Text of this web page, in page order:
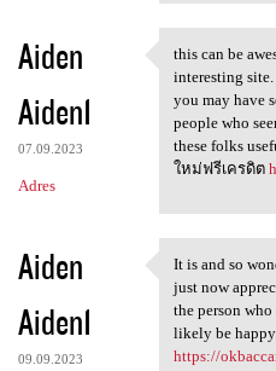
Aiden
Aiden1
07.09.2023
Adres
this can be
this can be
interesting
you may have
people who
these folks
ใหม่ฟรีเครดิต
Aiden
Aiden1
09.09.2023
It is and so
It is and so
just now
the person
likely be
https://